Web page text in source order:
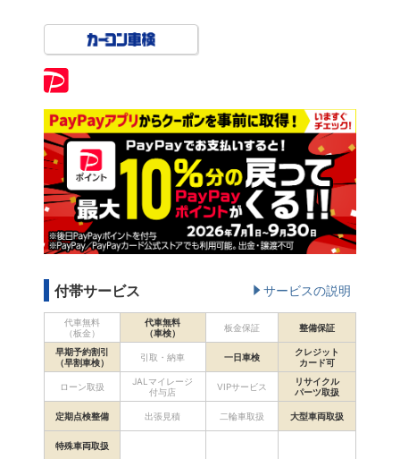
付帯サービス サービスの説明
代車無料
（板金）
代車無料
（車検）
板金保証 整備保証
早期予約割引
（早割車検）
引取・納車 一日車検
クレジット
カード可
ローン取扱
JALマイレージ
付与店
VIPサービス
リサイクル
パーツ取扱
定期点検整備 出張見積 二輪車取扱 大型車両取扱
特殊車両取扱